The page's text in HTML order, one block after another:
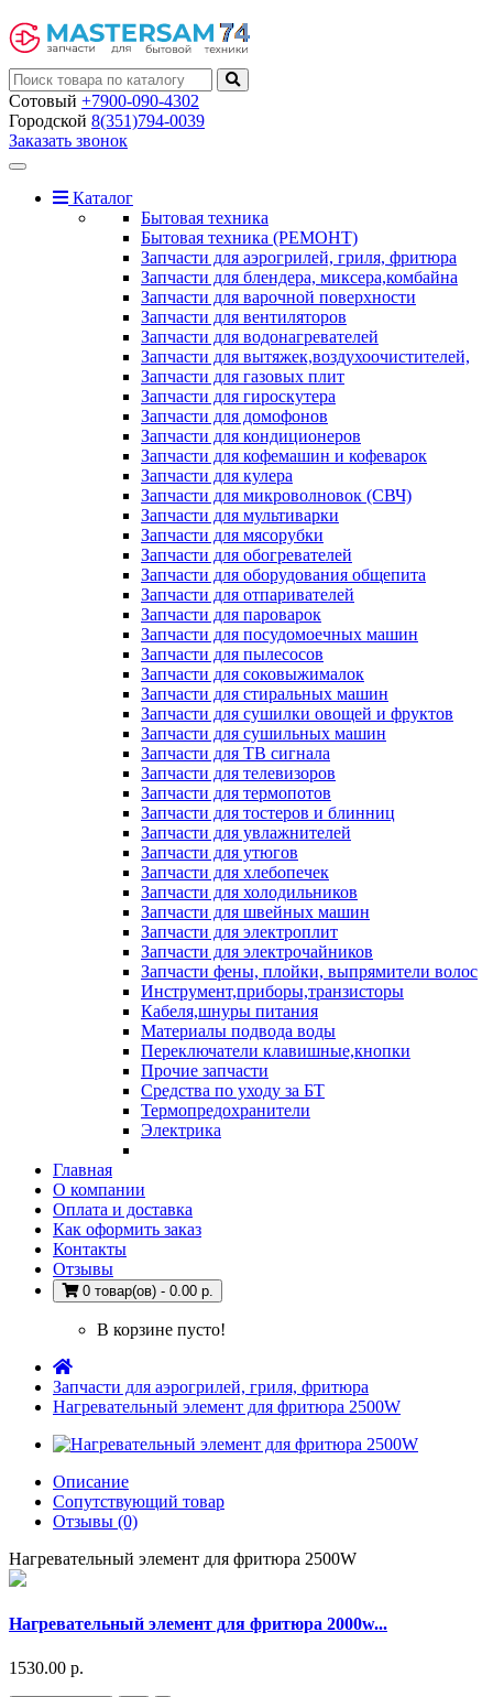
Сотовый +7900-090-4302
Городской 8(351)794-0039
Заказать звонок
Toggle
navigationКаталог
Бытовая техника
Бытовая техника (РЕМОНТ)
Запчасти для аэрогрилей, гриля, фритюра
Запчасти для блендера, миксера,комбайна
Запчасти для варочной поверхности
Запчасти для вентиляторов
Запчасти для водонагревателей
Запчасти для вытяжек,воздухоочистителей,
Запчасти для газовых плит
Запчасти для гироскутера
Запчасти для домофонов
Запчасти для кондиционеров
Запчасти для кофемашин и кофеварок
Запчасти для кулера
Запчасти для микроволновок (СВЧ)
Запчасти для мультиварки
Запчасти для мясорубки
Запчасти для обогревателей
Запчасти для оборудования общепита
Запчасти для отпаривателей
Запчасти для пароварок
Запчасти для посудомоечных машин
Запчасти для пылесосов
Запчасти для соковыжималок
Запчасти для стиральных машин
Запчасти для сушилки овощей и фруктов
Запчасти для сушильных машин
Запчасти для ТВ сигнала
Запчасти для телевизоров
Запчасти для термопотов
Запчасти для тостеров и блинниц
Запчасти для увлажнителей
Запчасти для утюгов
Запчасти для хлебопечек
Запчасти для холодильников
Запчасти для швейных машин
Запчасти для электроплит
Запчасти для электрочайников
Запчасти фены, плойки, выпрямители волос
Инструмент,приборы,транзисторы
Кабеля,шнуры питания
Материалы подвода воды
Переключатели клавишные,кнопки
Прочие запчасти
Средства по уходу за БТ
Термопредохранители
Электрика
Главная
О компании
Оплата и доставка
Как оформить заказ
Контакты
Отзывы
0 товар(ов) - 0.00 р.
В корзине пусто!
Запчасти для аэрогрилей, гриля, фритюра
Нагревательный элемент для фритюра 2500W
Описание
Сопутствующий товар
Отзывы (0)
Нагревательный элемент для фритюра 2500W
Нагревательный элемент для фритюра 2000w...
1530.00 р.